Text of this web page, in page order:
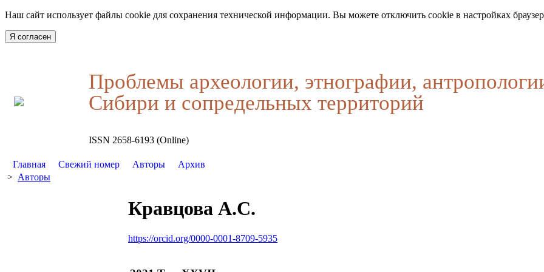
Наш сайт использует файлы cookie для сохранения технической информации. Вы можете отключить cookie в настройках
Я согласен
Проблемы археологии, этнографии,
Сибири и сопредельных территорий
ISSN 2658-6193 (Online)
Главная Свежий номер Авторы
Архив
> Авторы
Кравцова А.С.
https://orcid.org/0000-0001-8709-5935